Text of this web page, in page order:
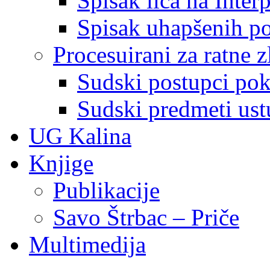
Spisak uhapšenih
Procesuirani za ratne
Sudski postupci
Sudski predmeti
UG Kalina
Knjige
Publikacije
Savo Štrbac – Priče
Multimedija